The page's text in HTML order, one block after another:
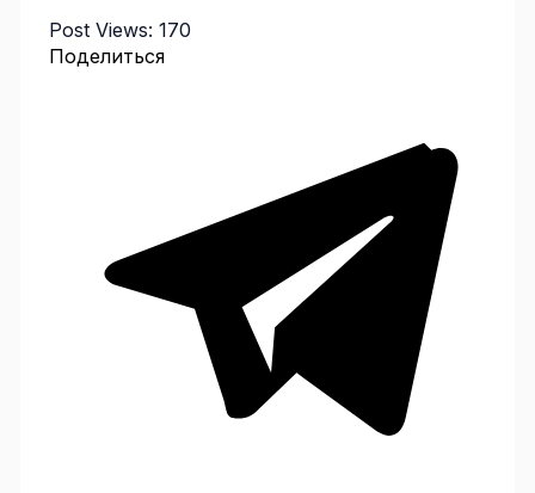
Post Views: 170
Поделиться